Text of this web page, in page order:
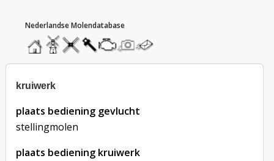
homemolendatabase
roedendatabase
assendatabase
motorendatabase
stuur
een
foto
stuur
een
bericht
kruiwerk
plaats bediening gevlucht
stellingmolen
plaats bediening kruiwerk